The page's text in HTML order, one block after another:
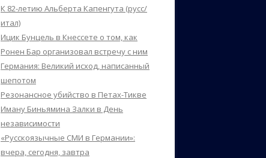
К 82-летию Альберта Капенгута (русс/
итал)
Ицик Бунцель в Кнессете о том, как
Ронен Бар организовал встречу с ним
Германия: Великий исход, написанный
шепотом
Резонансное убийство в Петах-Тикве
Иману Биньямина Залки в День
независимости
«Русскоязычные СМИ в Германии»:
вчера, сегодня, завтра